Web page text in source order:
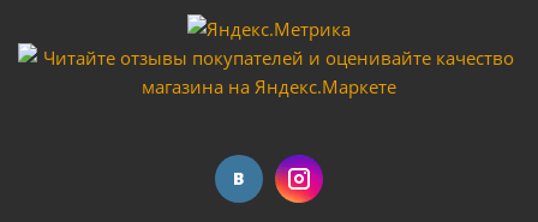
Электропила цепная BRAIT BR-2200